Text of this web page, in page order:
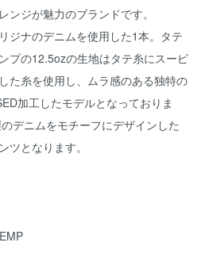
ンジが魅力のブランドです。
ジナのデニムを使用した1本。タテ
プの12.5ozの生地はタテ糸にスーピ
た糸を使用し、ムラ感のある独特の
加工したモデルとなっておりま
デニムをモチーフにデザインした
ツとなります。